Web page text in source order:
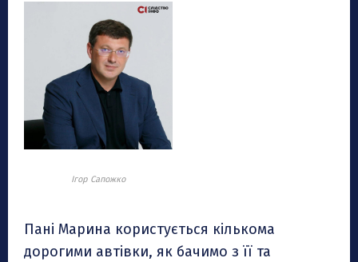
Ігор Сапожко
Пані Марина користується кількома
дорогими автівки, як бачимо з її та